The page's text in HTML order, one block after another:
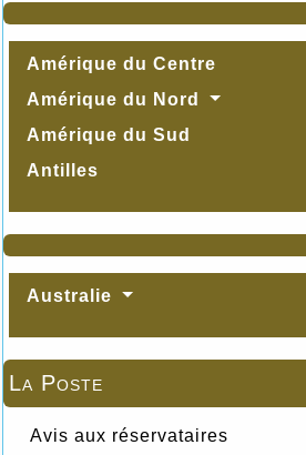
Amérique du Centre
Amérique du Nord
Amérique du Sud
Antilles
Australie
La Poste
Avis aux réservataires